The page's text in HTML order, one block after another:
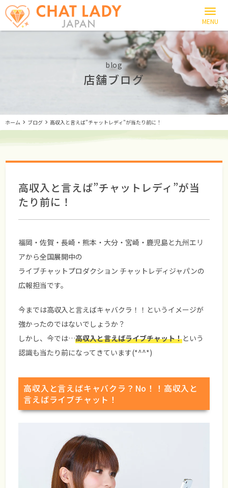
blog
店舗ブログ
ホーム ブログ 高収入と言えば”チャットレディ”が当たり前に！
高収入と言えば”チャットレディ”が当
たり前に！
福岡・佐賀・長崎・熊本・大分・宮崎・鹿児島と九州エリ
アから全国展開中の
ライブチャットプロダクション チャットレディジャパンの
広報担当です。
今までは高収入と言えばキャバクラ！！というイメージが
強かったのではないでしょうか？
しかし、今では…高収入と言えばライブチャット！という
認識も当たり前になってきています(*^^*)
高収入と言えばキャバクラ？No！！高収入と
言えばライブチャット！